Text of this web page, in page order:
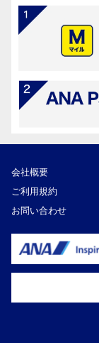
会社概要
ご利用規約
お問い合わせ